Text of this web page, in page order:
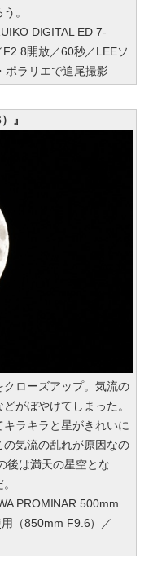
。
DIGITAL ED 7-
開放／60秒／LEEソ
ポラリエで追尾撮影
』
ローズアップ。気流の
がぼやけてしまった。
ラキラと星がきれいに
気流の乱れが原因なの
後は満天の星空とな
PROMINAR 500mm
（850mm F9.6）／